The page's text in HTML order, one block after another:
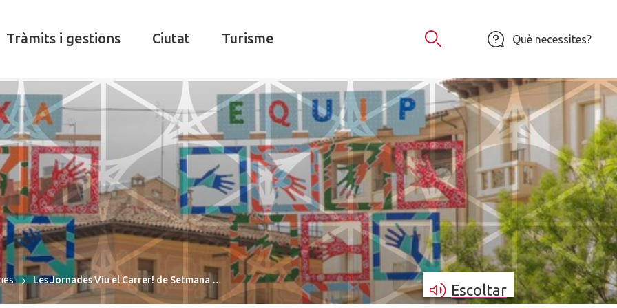
Obrir Cercador
Què necessites?
Tràmits i gestions Ciutat Turisme
Escoltar
Les Jornades Viu el Carrer! de Setmana …